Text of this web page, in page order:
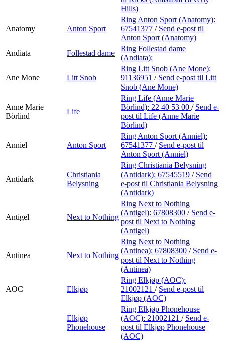
Hills)
Anatomy Anton Sport
Ring Anton Sport (Anatomy):
67541377 / Send e-post til
Anton Sport (Anatomy)
Andiata
Follestad dame
Ring Follestad dame
(Andiata):
Ane Mone Litt Snob
Ring Litt Snob (Ane Mone):
91136951 / Send e-post til Litt
Snob (Ane Mone)
Anne Marie
Börlind
Life
Ring Life (Anne Marie
Börlind): 22 40 53 00 / Send e-
post til Life (Anne Marie
Börlind)
Anniel Anton Sport
Ring Anton Sport (Anniel):
67541377 / Send e-post til
Anton Sport (Anniel)
Antidark
Christiania
Belysning
Ring Christiania Belysning
(Antidark): 67545519 / Send
e-post til Christiania Belysning
(Antidark)
Antigel Next to Nothing
Ring Next to Nothing
(Antigel): 67808300 / Send e-
post til Next to Nothing
(Antigel)
Antinea Next to Nothing
Ring Next to Nothing
(Antinea): 67808300 / Send e-
post til Next to Nothing
(Antinea)
AOC Elkjøp
Ring Elkjøp (AOC):
21002121 / Send e-post til
Elkjøp (AOC)
Elkjøp
Phonehouse
Ring Elkjøp Phonehouse
(AOC): 21002121 / Send e-
post til Elkjøp Phonehouse
(AOC)